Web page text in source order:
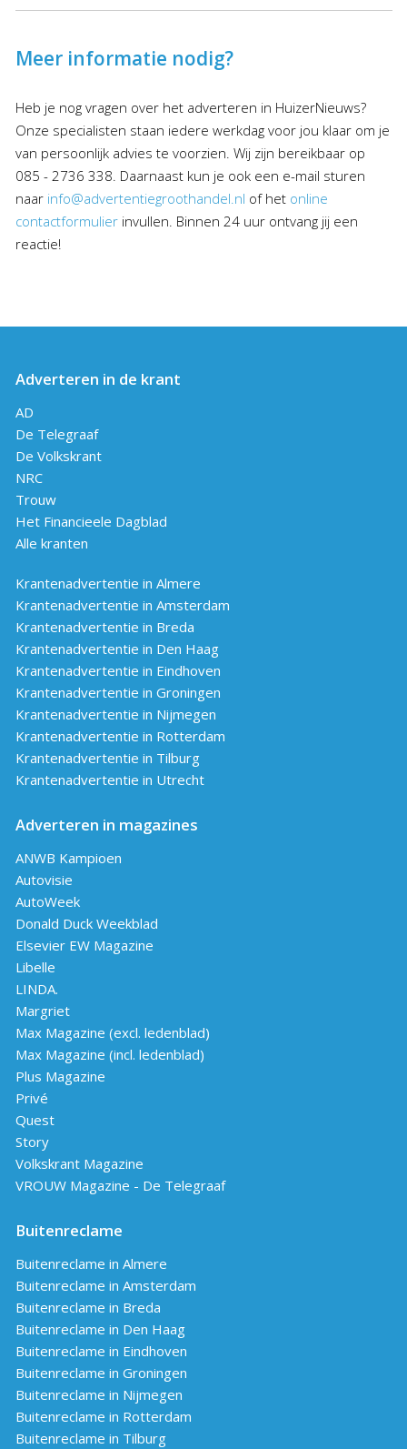
Meer informatie nodig?
Heb je nog vragen over het adverteren in HuizerNieuws?
Onze specialisten staan iedere werkdag voor jou klaar om je
van persoonlijk advies te voorzien. Wij zijn bereikbaar op
085 - 2736 338. Daarnaast kun je ook een e-mail sturen
naar info@advertentiegroothandel.nl of het online
contactformulierinvullen. Binnen 24 uur ontvang jij een
reactie!
Adverteren in de krant
AD
De Telegraaf
De Volkskrant
NRC
Trouw
Het Financieele Dagblad
Alle kranten
Krantenadvertentie in Almere
Krantenadvertentie in Amsterdam
Krantenadvertentie in Breda
Krantenadvertentie in Den Haag
Krantenadvertentie in Eindhoven
Krantenadvertentie in Groningen
Krantenadvertentie in Nijmegen
Krantenadvertentie in Rotterdam
Krantenadvertentie in Tilburg
Krantenadvertentie in Utrecht
Adverteren in magazines
ANWB Kampioen
Autovisie
AutoWeek
Donald Duck Weekblad
Elsevier EW Magazine
Libelle
LINDA.
Margriet
Max Magazine (excl. ledenblad)
Max Magazine (incl. ledenblad)
Plus Magazine
Privé
Quest
Story
Volkskrant Magazine
VROUW Magazine - De Telegraaf
Buitenreclame
Buitenreclame in Almere
Buitenreclame in Amsterdam
Buitenreclame in Breda
Buitenreclame in Den Haag
Buitenreclame in Eindhoven
Buitenreclame in Groningen
Buitenreclame in Nijmegen
Buitenreclame in Rotterdam
Buitenreclame in Tilburg